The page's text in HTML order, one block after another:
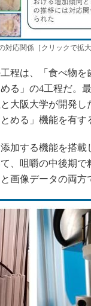
対応関係［クリックで拡
程は、「食べ物を
る」の4工程だ。
大阪大学が開発し
める」機能を有す
加する機能を搭載
、咀嚼の中後期
画像データの両方